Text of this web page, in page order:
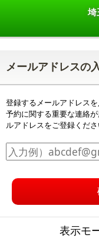
埼
メールアドレスの
登録するメールアドレスを
予約に関する重要な連絡
ルアドレスをご登録くださ
表示モ